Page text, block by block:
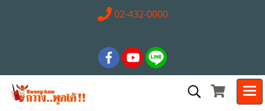
02-432-0000